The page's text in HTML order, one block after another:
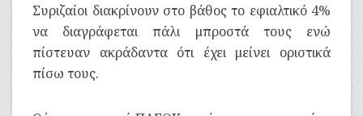
Συριζαίοι διακρίνουν στο βάθος το εφιαλτικό 4%
να διαγράφεται πάλι μπροστά τους ενώ
πίστευαν ακράδαντα ότι έχει μείνει οριστικά
πίσω τους.